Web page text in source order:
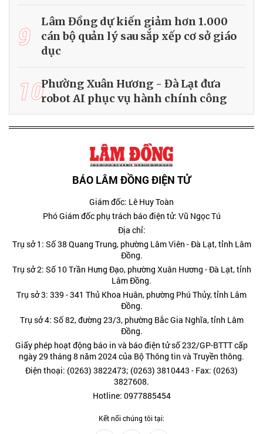
9
Lâm Đồng dự kiến giảm hơn 1.000
cán bộ quản lý sau sắp xếp cơ sở giáo
dục
10Phường Xuân Hương - Đà Lạt đưa
robot AI phục vụ hành chính công
BÁO LÂM ĐỒNG ĐIỆN TỬ
Giám đốc: Lê Huy Toàn
Phó Giám đốc phụ trách báo điện tử: Vũ Ngọc Tú
Địa chỉ:
Trụ sở 1: Số 38 Quang Trung, phường Lâm Viên - Đà Lạt, tỉnh Lâm
Đồng.
Trụ sở 2: Số 10 Trần Hưng Đạo, phường Xuân Hương - Đà Lạt, tỉnh
Lâm Đồng.
Trụ sở 3: 339 - 341 Thủ Khoa Huân, phường Phú Thủy, tỉnh Lâm
Đồng.
Trụ sở 4: Số 82, đường 23/3, phường Bắc Gia Nghĩa, tỉnh Lâm
Đồng.
Giấy phép hoạt động báo in và báo điện tử số 232/GP-BTTT cấp
ngày 29 tháng 8 năm 2024 của Bộ Thông tin và Truyền thông.
Điện thoại: (0263) 3822473; (0263) 3810443 - Fax: (0263)
3827608.
Hotline: 0977885454
Kết nối chúng tôi tại: